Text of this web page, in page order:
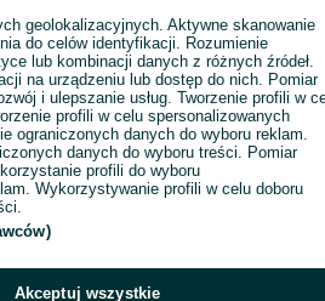
geolokalizacyjnych. Aktywne skanowanie
do celów identyfikacji. Rozumienie
lub kombinacji danych z różnych źródeł.
na urządzeniu lub dostęp do nich. Pomiar
i ulepszanie usług. Tworzenie profili w
profili w celu spersonalizowanych
ograniczonych danych do wyboru reklam.
danych do wyboru treści. Pomiar
profili do wyboru
Wykorzystywanie profili w celu doboru
Akceptuj wszystkie